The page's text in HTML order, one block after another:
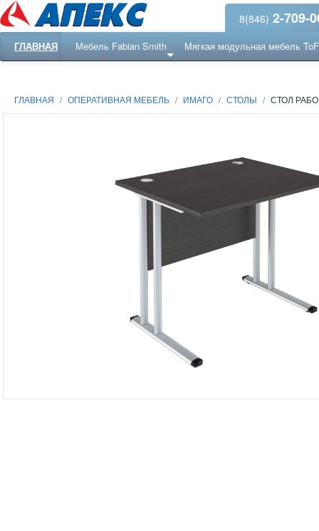
8(846) 2-709-
ГЛАВНАЯ Мебель Fabian Smith Мягкая модульная мебель
ГЛАВНАЯ / ОПЕРАТИВНАЯ МЕБЕЛЬ / ИМАГО / СТОЛЫ / СТОЛ